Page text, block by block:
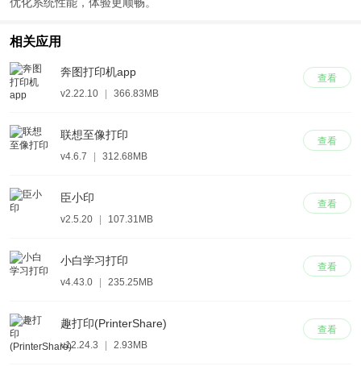
相关应用
查看
奔图打印机app
v2.22.10 366.83MB
查看
联想至像打印
v4.6.7 312.68MB
查看
臣小印
v2.5.20 107.31MB
查看
小白学习打印
v4.43.0 235.25MB
查看
趣打印(PrinterShare)
v12.24.3 2.93MB